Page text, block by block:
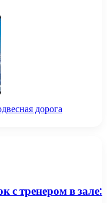
дорога
с тренером в зале: